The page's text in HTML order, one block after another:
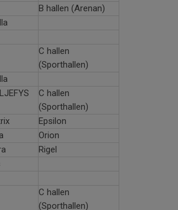
B hallen (Arenan)
C hallen
(Sporthallen)
C hallen
(Sporthallen)
Epsilon
Orion
Rigel
C hallen
(Sporthallen)